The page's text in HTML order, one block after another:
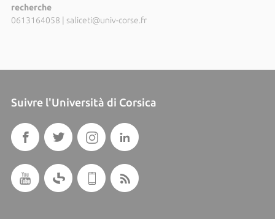
recherche
0613164058
saliceti@univ-corse.fr
Suivre l'Università di Corsica